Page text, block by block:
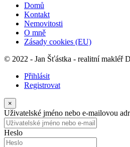
Domů
Kontakt
Nemovitosti
O mně
Zásady cookies (EU)
© 2022 - Jan Šťástka - realitní makléř
Přihlásit
Registrovat
×
Uživatelské jméno nebo e-mailovou
Heslo